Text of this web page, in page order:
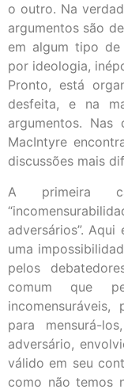
o outro. Na
argumentos são
em algum tipo de
por ideologia,
Pronto, está
desfeita, e na
argumentos. Nas
MacIntyre
discussões mais
A primeira
adversários”.
uma
pelos
comum que
para mensurá-
adversário,
válido em seu
como não temos